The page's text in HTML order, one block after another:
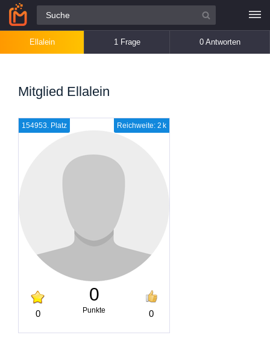
Alle Fragen
Ellalein 1 Frage 0 Antworten
Mitglied Ellalein
Reichweite: 2 k
154953. Platz
0
0
Punkte 0